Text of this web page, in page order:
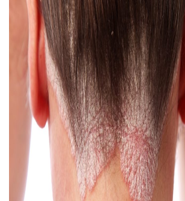
Недвижимость
Спорт и фитнес
Психология и отношения
Творчество и рукоделие
Разное
Работа и бизнес
Животные
Еда и напитки